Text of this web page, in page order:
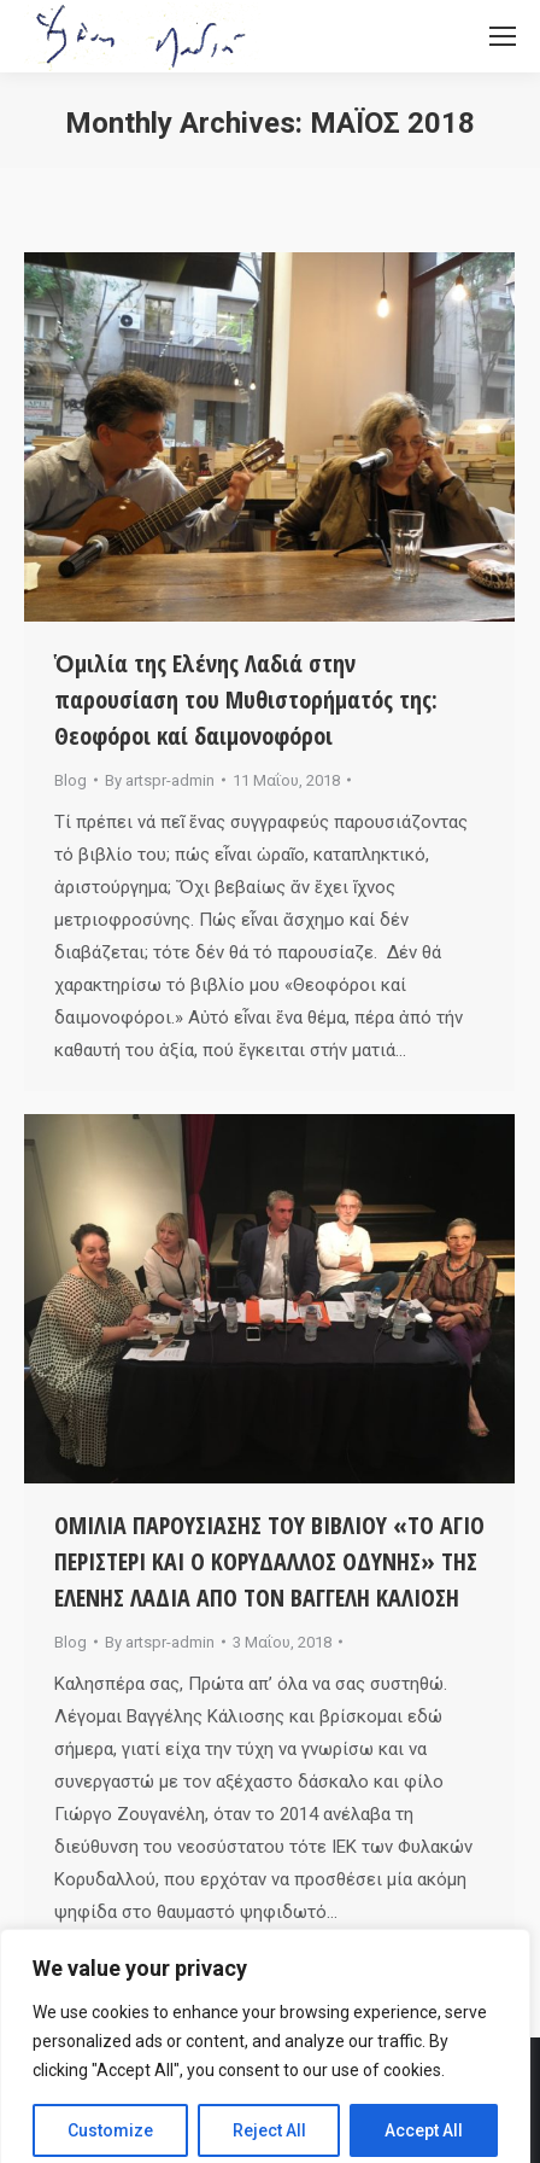
We value your privacy
We use cookies to enhance your browsing experience, serve
personalized ads or content, and analyze our traffic. By
clicking "Accept All", you consent to our use of cookies.
Customize Reject All Accept All
Monthly Archives: ΜΆΙΟΣ 2018
Ὁμιλία της Ελένης Λαδιά στην
παρουσίαση του Μυθιστορήματός της:
Θεοφόροι καί δαιμονοφόροι
Blog By artspr-admin 11 Μαΐου, 2018
Τί πρέπει νά πεῖ ἕνας συγγραφεύς παρουσιάζοντας
τό βιβλίο του; πώς εἶναι ὡραῖο, καταπληκτικό,
ἀριστούργημα; Ὄχι βεβαίως ἄν ἔχει ἴχνος
μετριοφροσύνης. Πώς εἶναι ἄσχημο καί δέν
διαβάζεται; τότε δέν θά τό παρουσίαζε. Δέν θά
χαρακτηρίσω τό βιβλίο μου «Θεοφόροι καί
δαιμονοφόροι.» Αὐτό εἶναι ἕνα θέμα, πέρα ἀπό τήν
καθαυτή του ἀξία, πού ἔγκειται στήν ματιά…
ΟΜΙΛΙΑ ΠΑΡΟΥΣΙΑΣΗΣ ΤΟΥ ΒΙΒΛΙΟΥ «ΤΟ ΑΓΙΟ
ΠΕΡΙΣΤΕΡΙ ΚΑΙ Ο ΚΟΡΥΔΑΛΛΟΣ ΟΔΥΝΗΣ» ΤΗΣ
ΕΛΕΝΗΣ ΛΑΔΙΑ ΑΠΟ ΤΟΝ ΒΑΓΓΕΛΗ ΚΑΛΙΟΣΗ
Blog By artspr-admin 3 Μαΐου, 2018
Καλησπέρα σας, Πρώτα απ’ όλα να σας συστηθώ.
Λέγομαι Βαγγέλης Κάλιοσης και βρίσκομαι εδώ
σήμερα, γιατί είχα την τύχη να γνωρίσω και να
συνεργαστώ με τον αξέχαστο δάσκαλο και φίλο
Γιώργο Ζουγανέλη, όταν το 2014 ανέλαβα τη
διεύθυνση του νεοσύστατου τότε ΙΕΚ των Φυλακών
Κορυδαλλού, που ερχόταν να προσθέσει μία ακόμη
ψηφίδα στο θαυμαστό ψηφιδωτό…
© All rights reserved 2026 Designed & Developed byArtsPR